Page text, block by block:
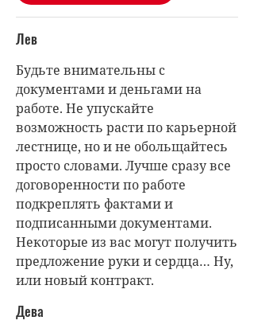
Лев
Будьте внимательны с
документами и деньгами на
работе. Не упускайте
возможность расти по карьерной
лестнице, но и не обольщайтесь
просто словами. Лучше сразу все
договоренности по работе
подкреплять фактами и
подписанными документами.
Некоторые из вас могут получить
предложение руки и сердца… Ну,
или новый контракт.
Дева